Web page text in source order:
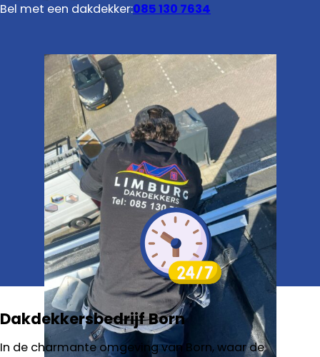
Bel met een dakdekker:085 130 7634
Dakdekkersbedrijf Born
In de charmante omgeving van Born, waar de